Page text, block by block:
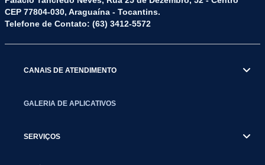
CEP 77804-030, Araguaína - Tocantins.
Telefone de Contato: (63) 3412-5572
CANAIS DE ATENDIMENTO
GALERIA DE APLICATIVOS
SERVIÇOS